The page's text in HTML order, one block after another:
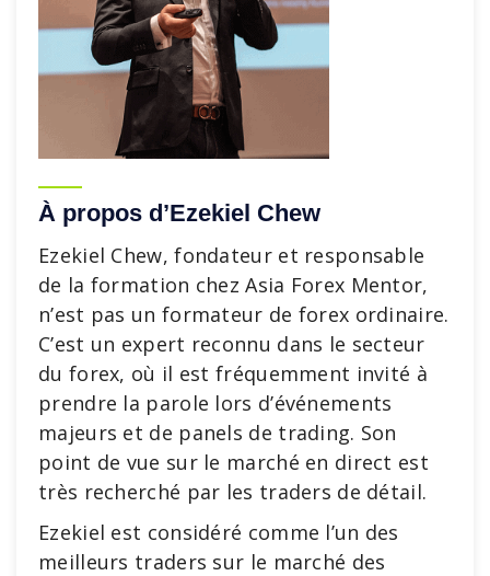
À propos d’Ezekiel Chew
Ezekiel Chew, fondateur et responsable
de la formation chez Asia Forex Mentor,
n’est pas un formateur de forex ordinaire.
C’est un expert reconnu dans le secteur
du forex, où il est fréquemment invité à
prendre la parole lors d’événements
majeurs et de panels de trading. Son
point de vue sur le marché en direct est
très recherché par les traders de détail.
Ezekiel est considéré comme l’un des
meilleurs traders sur le marché des